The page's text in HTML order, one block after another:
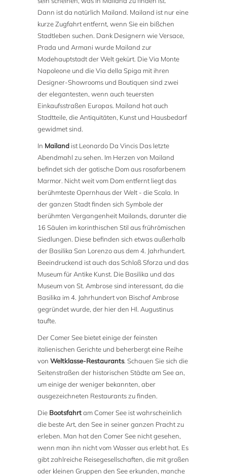
Dann ist da natürlich Mailand. Mailand ist nur eine
kurze Zugfahrt entfernt, wenn Sie ein bißchen
Stadtleben suchen. Dank Designern wie Versace,
Prada und Armani wurde Mailand zur
Modehauptstadt der Welt gekürt. Die Via Monte
Napoleone und die Via della Spiga mit ihren
Designer-Showrooms und Boutiquen sind zwei
der elegantesten, wenn auch teuersten
Einkaufsstraßen Europas. Mailand hat auch
Stadtteile, die Antiquitäten, Kunst und Hausbedarf
gewidmet sind.
In Mailand ist Leonardo Da Vincis Das letzte
Abendmahl zu sehen. Im Herzen von Mailand
befindet sich der gotische Dom aus rosafarbenem
Marmor. Nicht weit vom Dom entfernt liegt das
berühmteste Opernhaus der Welt - die Scala. In
der ganzen Stadt finden sich Symbole der
berühmten Vergangenheit Mailands, darunter die
16 Säulen im korinthischen Stil aus frührömischen
Siedlungen. Diese befinden sich etwas außerhalb
der Basilika San Lorenzo aus dem 4. Jahrhundert.
Beeindruckend ist auch das Schloß Sforza und das
Museum für Antike Kunst. Die Basilika und das
Museum von St. Ambrose sind interessant, da die
Basilika im 4. Jahrhundert von Bischof Ambrose
gegründet wurde, der hier den Hl. Augustinus
taufte.
Der Comer See bietet einige der feinsten
italienischen Gerichte und beherbergt eine Reihe
vonWeltklasse-Restaurants. Schauen Sie sich die
Seitenstraßen der historischen Städte am See an,
um einige der weniger bekannten, aber
ausgezeichneten Restaurants zu finden.
Die Bootsfahrtam Comer See ist wahrscheinlich
die beste Art, den See in seiner ganzen Pracht zu
erleben. Man hat den Comer See nicht gesehen,
wenn man ihn nicht vom Wasser aus erlebt hat. Es
gibt zahlreiche Reisegesellschaften, die mit großen
oder kleinen Gruppen den See erkunden, manche